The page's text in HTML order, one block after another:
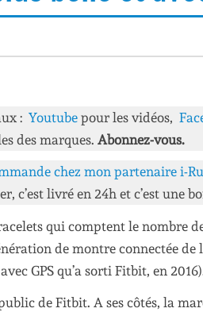
: Youtube pour les vidéos,
des marques. Abonnez-vous.
chez mon partenaire i-
c’est livré en 24h et c’est une
qui comptent le nombre
de montre connectée de
GPS qu’a sorti Fitbit, en
de Fitbit. A ses côtés, la